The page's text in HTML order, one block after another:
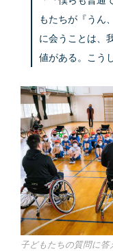
もたちが『うん
に会うことは、
値がある。こう
子どもたちの質問に